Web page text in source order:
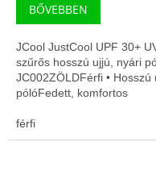
BŐVEBBEN
JCool JustCool UPF 30+
szűrős hosszú ujjú, nyári
JC002ZÖLDFérfi • Hosszú
pólóFedett, komfortos
száradás
férfi